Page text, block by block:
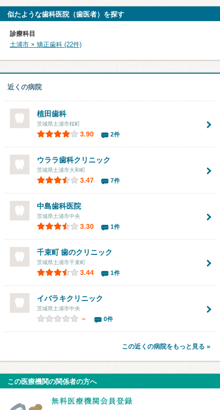
似たような歯科医院（歯医者）を探す
診療科目
土浦市 × 矯正歯科 (22件)
近くの病院
植田歯科
茨城県土浦市桜町
3.90 2件
ウララ歯科クリニック
茨城県土浦市大和町
3.47 7件
中島歯科医院
茨城県土浦市中央
3.30 1件
千束町 歯のクリニック
茨城県土浦市千束町
3.44 1件
イバラキクリニック
茨城県土浦市中央
－ 0件
この近くの病院をもっと見る »
この医療機関の関係者の方へ